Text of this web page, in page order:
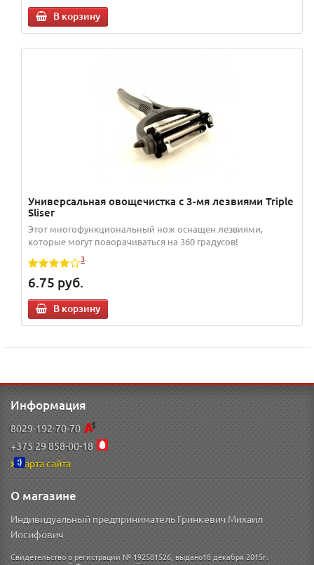
В корзину
Универсальная овощечистка с 3-мя лезвиями Triple
Sliser
Этот многофункциональный нож оснащен лезвиями,
которые могут поворачиваться на 360 градусов!
3
6.75 руб.
В корзину
Информация
8029-192-70-70
+375 29 858-00-18
Карта сайта
О магазине
Индивидуальный предприниматель Гринкевич Михаил
Иосифович
Свидетельство о регистрации № 192581526, выдано18 декабря 2015г.